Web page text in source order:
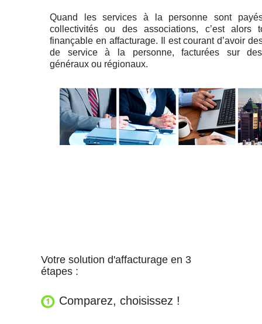
Quand les services à la personne sont
collectivités ou des associations, c’est alors
finançable en affacturage. Il est courant d’avoir
de service à la personne, facturées sur
généraux ou régionaux.
Votre solution d'affacturage en 3
étapes :
Comparez, choisissez !